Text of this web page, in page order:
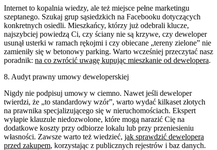
Internet to kopalnia wiedzy, ale też miejsce pełne marketingu
szeptanego. Szukaj grup sąsiedzkich na Facebooku dotyczących
konkretnych osiedli. Mieszkańcy, którzy już odebrali klucze,
najszybciej powiedzą Ci, czy ściany nie są krzywe, czy deweloper
usunął usterki w ramach rękojmi i czy obiecane „tereny zielone” nie
zamieniły się w betonowy parking. Warto wcześniej przeczytać nasz
poradnik: na co zwrócić uwagę kupując mieszkanie od dewelopera.
8. Audyt prawny umowy deweloperskiej
Nigdy nie podpisuj umowy w ciemno. Nawet jeśli deweloper
twierdzi, że „to standardowy wzór”, warto wydać kilkaset złotych
na prawnika specjalizującego się w nieruchomościach. Ekspert
wyłapie klauzule niedozwolone, które mogą narazić Cię na
dodatkowe koszty przy odbiorze lokalu lub przy przeniesieniu
własności. Zawsze warto też wiedzieć, jak sprawdzić dewelopera
przed zakupem, korzystając z publicznych rejestrów i baz danych.